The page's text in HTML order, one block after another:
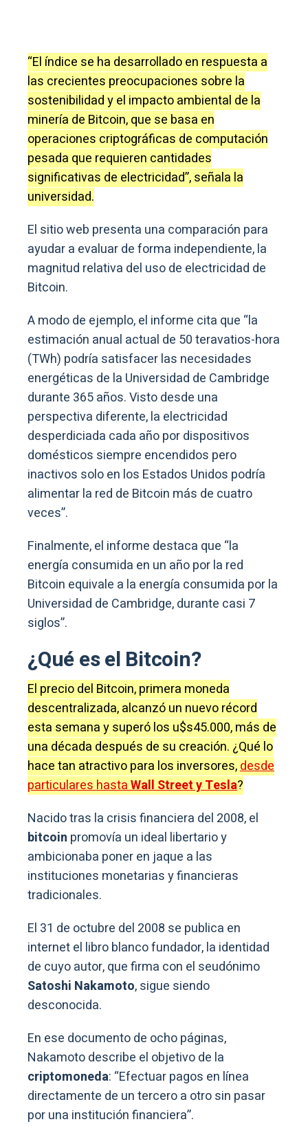
“El índice se ha desarrollado en respuesta a
las crecientes preocupaciones sobre la
sostenibilidad y el impacto ambiental de la
minería de Bitcoin, que se basa en
operaciones criptográficas de computación
pesada que requieren cantidades
significativas de electricidad”, señala la
universidad.
El sitio web presenta una comparación para
ayudar a evaluar de forma independiente, la
magnitud relativa del uso de electricidad de
Bitcoin.
A modo de ejemplo, el informe cita que “la
estimación anual actual de 50 teravatios-hora
(TWh) podría satisfacer las necesidades
energéticas de la Universidad de Cambridge
durante 365 años. Visto desde una
perspectiva diferente, la electricidad
desperdiciada cada año por dispositivos
domésticos siempre encendidos pero
inactivos solo en los Estados Unidos podría
alimentar la red de Bitcoin más de cuatro
veces”.
Finalmente, el informe destaca que “la
energía consumida en un año por la red
Bitcoin equivale a la energía consumida por la
Universidad de Cambridge, durante casi 7
siglos”.
¿Qué es el Bitcoin?
El precio del Bitcoin, primera moneda
descentralizada, alcanzó un nuevo récord
esta semana y superó los u$s45.000, más de
una década después de su creación. ¿Qué lo
hace tan atractivo para los inversores,desde
particulares hastaWall Street y Tesla?
Nacido tras la crisis financiera del 2008, el
bitcoin promovía un ideal libertario y
ambicionaba poner en jaque a las
instituciones monetarias y financieras
tradicionales.
El 31 de octubre del 2008 se publica en
internet el libro blanco fundador, la identidad
de cuyo autor, que firma con el seudónimo
Satoshi Nakamoto, sigue siendo
desconocida.
En ese documento de ocho páginas,
Nakamoto describe el objetivo de la
criptomoneda: “Efectuar pagos en línea
directamente de un tercero a otro sin pasar
por una institución financiera”.